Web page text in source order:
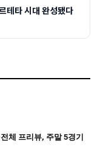
테타 시대 완성됐다
체 프리뷰, 주말 5경기